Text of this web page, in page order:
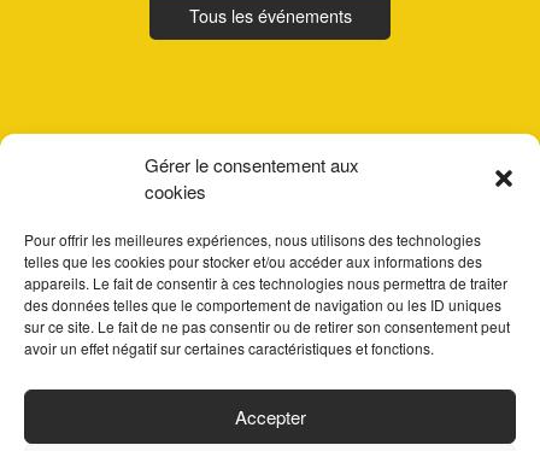
Gérer le consentement aux
cookies
Pour offrir les meilleures expériences, nous utilisons des technologies
telles que les cookies pour stocker et/ou accéder aux informations des
appareils. Le fait de consentir à ces technologies nous permettra de traiter
des données telles que le comportement de navigation ou les ID uniques
sur ce site. Le fait de ne pas consentir ou de retirer son consentement peut
avoir un effet négatif sur certaines caractéristiques et fonctions.
Accepter
Tous les événements
ACCUEIL